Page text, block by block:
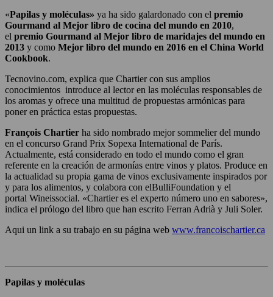
«Papilas y moléculas» ya ha sido galardonado con el premio
Gourmand al Mejor libro de cocina del mundo en 2010,
el premio Gourmand al Mejor libro de maridajes del mundo en
2013 y como Mejor libro del mundo en 2016 en el China World
Cookbook.
Tecnovino.com, explica que Chartier con sus amplios
conocimientos introduce al lector en las moléculas responsables de
los aromas y ofrece una multitud de propuestas armónicas para
poner en práctica estas propuestas.
François Chartier ha sido nombrado mejor sommelier del mundo
en el concurso Grand Prix Sopexa International de París.
Actualmente, está considerado en todo el mundo como el gran
referente en la creación de armonías entre vinos y platos. Produce en
la actualidad su propia gama de vinos exclusivamente inspirados por
y para los alimentos, y colabora con elBulliFoundation y el
portal Wineissocial. «Chartier es el experto número uno en sabores»,
indica el prólogo del libro que han escrito Ferran Adrià y Juli Soler.
Aqui un link a su trabajo en su página web www.francoischartier.ca
Papilas y moléculas